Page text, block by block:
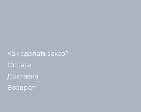
Как сделать заказ?
Оплата
Доставка
Возврат